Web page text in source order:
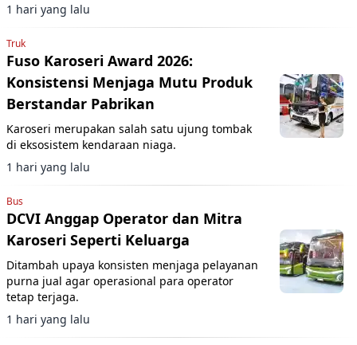
1 hari yang lalu
Truk
Fuso Karoseri Award 2026:
Konsistensi Menjaga Mutu Produk
Berstandar Pabrikan
Karoseri merupakan salah satu ujung tombak
di eksosistem kendaraan niaga.
1 hari yang lalu
Bus
DCVI Anggap Operator dan Mitra
Karoseri Seperti Keluarga
Ditambah upaya konsisten menjaga pelayanan
purna jual agar operasional para operator
tetap terjaga.
1 hari yang lalu